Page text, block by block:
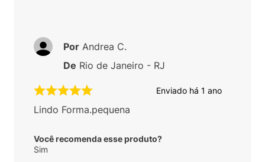
Enviado há 1 ano
Lindo Forma.pequena
Você recomenda esse produto?
Sim
Por Andrea C.
De Rio de Janeiro - RJ